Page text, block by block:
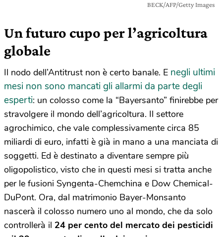
BECK/AFP/Getty Images
Un futuro cupo per l’agricoltura
globale
Il nodo dell’Antitrust non è certo banale. E negli ultimi
mesi non sono mancati gli allarmi da parte degli
esperti: un colosso come la “Bayersanto” finirebbe per
stravolgere il mondo dell’agricoltura. Il settore
agrochimico, che vale complessivamente circa 85
miliardi di euro, infatti è già in mano a una manciata di
soggetti. Ed è destinato a diventare sempre più
oligopolistico, visto che in questi mesi si tratta anche
per le fusioni Syngenta-Chemchina e Dow Chemical-
DuPont. Ora, dal matrimonio Bayer-Monsanto
nascerà il colosso numero uno al mondo, che da solo
controllerà il 24 per cento del mercato dei pesticidi